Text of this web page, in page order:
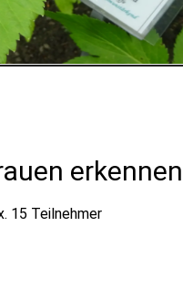
15 Teilnehmer